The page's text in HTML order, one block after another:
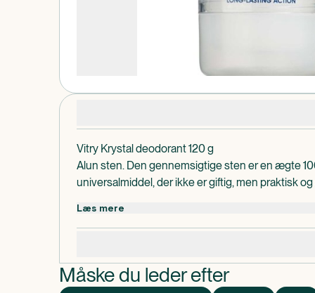
Vitry Krystal deodorant 120 g
Alun sten. Den gennemsigtige sten er en ægte
universalmiddel, der ikke er giftig, men praktisk
Den fugtige sten efterlader et lag salt, der
giver huden mulighed for at trække vejret
Indeholder
Ingredients: POTASSIUM ALUM.
Læs mere
Måske du leder efter